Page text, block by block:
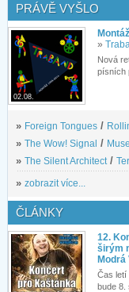
PRÁVĚ VYŠLO
02.08.
»
Nová
písních
» Foreign Tongues /
» The Wow! Signal / Muse
» The Silent Architect /
» zobrazit více...
ČLÁNKY
12.
širým
Modrá
Čas letí
bude 8.